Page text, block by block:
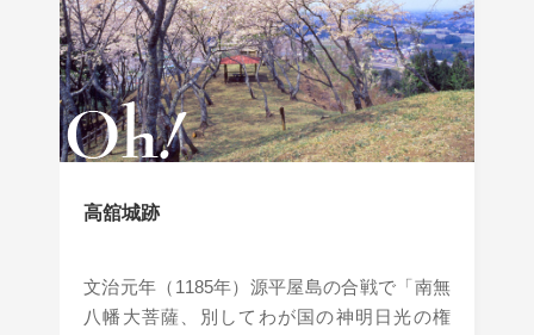
高舘城跡
文治元年（1185年）源平屋島の合戦で「南無
八幡大菩薩、別してわが国の神明日光の権